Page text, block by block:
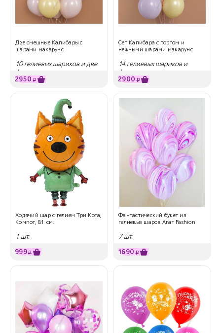
Две смешные Капибары с
шарами макарунс
10 гелиевых шариков и две
фигуры
2950 ₽
Сет Капибара с тортом и
нежными шарами макарунс
14 гелиевых шариков и
фигура
2900 ₽
Ходячий шар с гелием Три Кота,
Компот, 81 см.
1 шт.
999₽
Фантастический букет из
гелиевых шаров Агат Fashion
7 шт.
1690 ₽